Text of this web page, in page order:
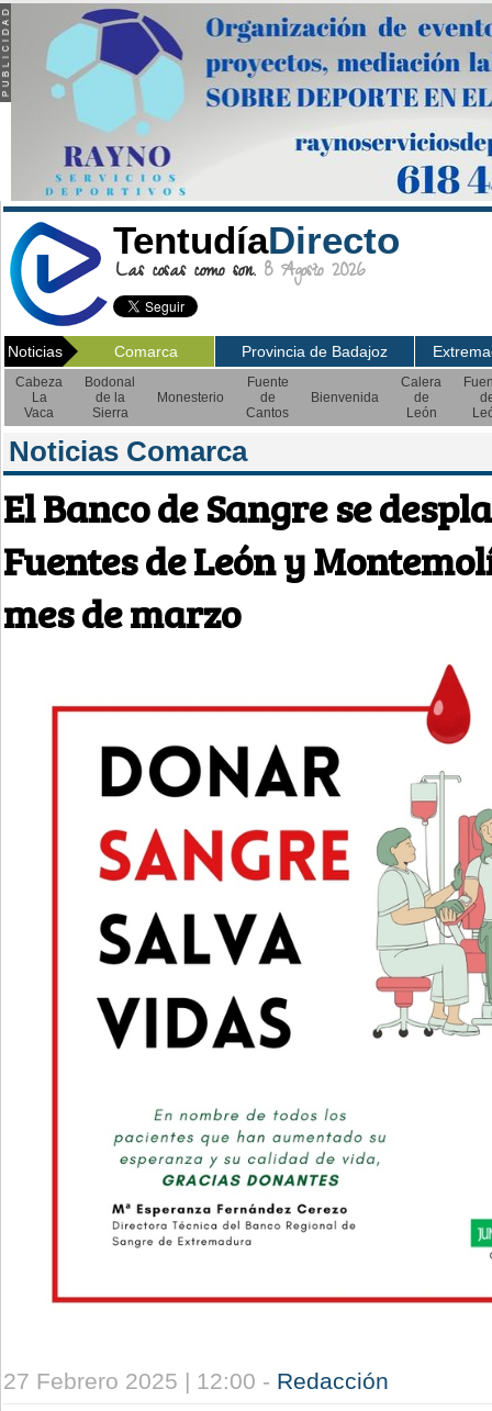
TentudíaDirecto
Las cosas como son. 8 Agosto 2026
Noticias Comarca Provincia de Badajoz
Cabeza
La
Vaca
Bodonal
de la
Sierra
Monesterio
Fuente
de
Cantos
Bienvenida
Calera
de
León
Noticias Comarca
El Banco de Sangre se
Fuentes de León y
mes de marzo
27 Febrero 2025 | 12:00 - Redacción